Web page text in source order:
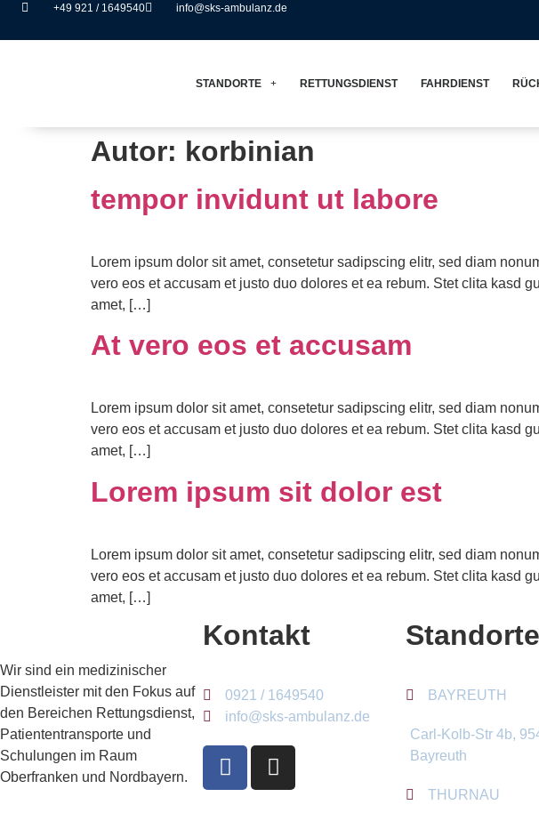
+49 921 / 1649540 info@sks-ambulanz.de
STANDORTE RETTUNGSDIENST FAHRDIENST
Autor: korbinian
tempor invidunt ut labore
Lorem ipsum dolor sit amet, consetetur sadipscing elitr, sed diam
vero eos et accusam et justo duo dolores et ea rebum. Stet clita kasd
amet, […]
At vero eos et accusam
Lorem ipsum dolor sit amet, consetetur sadipscing elitr, sed diam
vero eos et accusam et justo duo dolores et ea rebum. Stet clita kasd
amet, […]
Lorem ipsum sit dolor est
Lorem ipsum dolor sit amet, consetetur sadipscing elitr, sed diam
vero eos et accusam et justo duo dolores et ea rebum. Stet clita kasd
amet, […]
Wir sind ein medizinischer
Dienstleister mit den Fokus auf
den Bereichen Rettungsdienst,
Patiententransporte und
Schulungen im Raum
Oberfranken und Nordbayern.
Kontakt
0921 / 1649540
info@sks-ambulanz.de
BAYREUTH
Carl-Kolb-Str 4b,
Bayreuth
THURNAU